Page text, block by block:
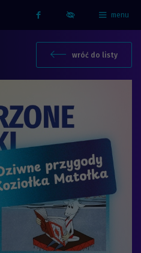
Facebook
menu
wróć do listy